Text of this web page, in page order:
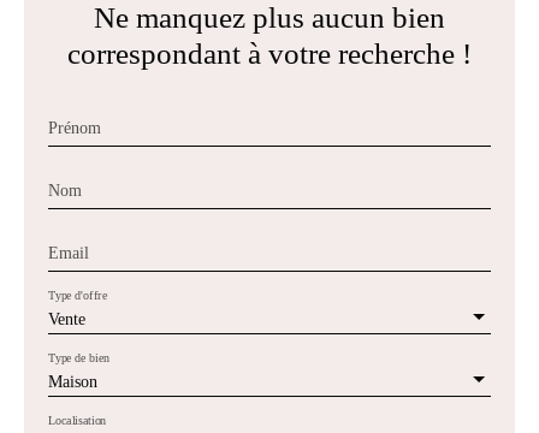
Ne manquez plus aucun bien
correspondant à votre recherche !
Prénom
Nom
Email
Vente
Type d'offre
Maison
Type de bien
Localisation